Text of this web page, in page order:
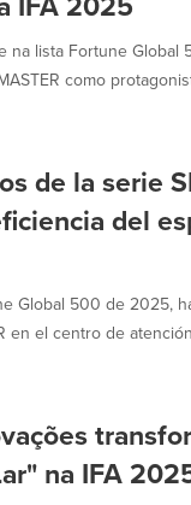
na lista Fortune
como
de la serie
del
Global 500 de 2025,
en el centro de
na IFA